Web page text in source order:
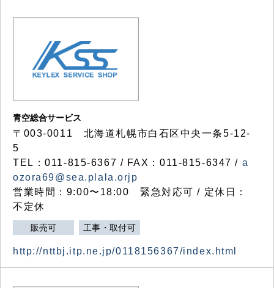
青空総合サービス
〒003-0011 北海道札幌市白石区中央一条5-12-
5
TEL：011-815-6367 / FAX：011-815-6347 / a
ozora69@sea.plala.orjp
営業時間：9:00〜18:00 緊急対応可 / 定休日：
不定休
販売可 工事・取付可
http://nttbj.itp.ne.jp/0118156367/index.html